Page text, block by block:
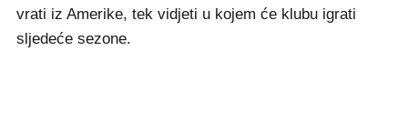
vrati iz Amerike, tek vidjeti u kojem će klubu igrati
sljedeće sezone.